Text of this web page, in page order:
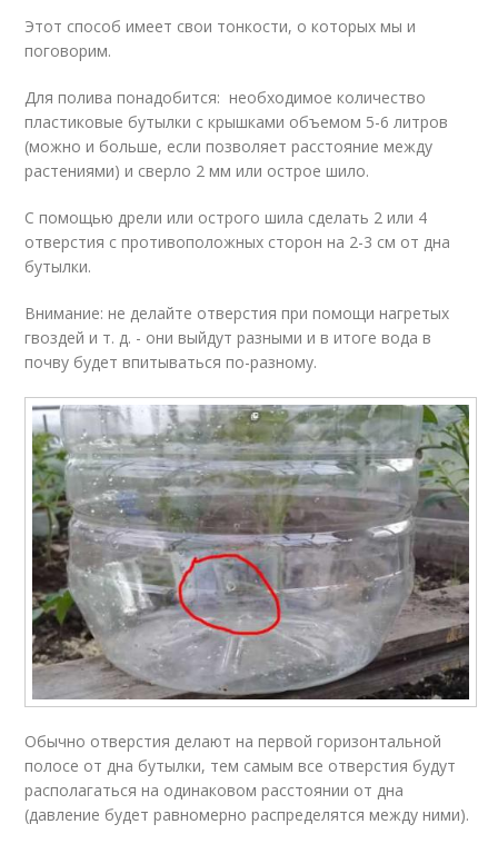
Этот способ имеет свои тонкости, о которых мы и
поговорим.
Для полива понадобится: необходимое количество
пластиковые бутылки с крышками объемом 5-6 литров
(можно и больше, если позволяет расстояние между
растениями) и сверло 2 мм или острое шило.
С помощью дрели или острого шила сделать 2 или 4
отверстия с противоположных сторон на 2-3 см от дна
бутылки.
Внимание: не делайте отверстия при помощи нагретых
гвоздей и т. д. - они выйдут разными и в итоге вода в
почву будет впитываться по-разному.
Обычно отверстия делают на первой горизонтальной
полосе от дна бутылки, тем самым все отверстия будут
располагаться на одинаковом расстоянии от дна
(давление будет равномерно распределятся между ними).